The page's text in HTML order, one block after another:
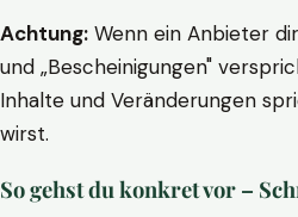
Achtung: Wenn ein Anbieter
und „Bescheinigungen"
Inhalte und Veränderungen
wirst.
So gehst du konkret vor –